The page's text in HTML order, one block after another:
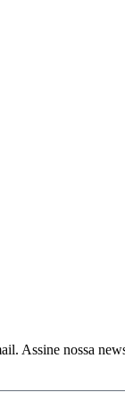
Assine nossa